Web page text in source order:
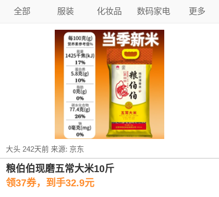
全部 服装 化妆品 数码家电 更多
大头 242天前来源: 京东
粮伯伯现磨五常大米10斤
领37券，到手32.9元